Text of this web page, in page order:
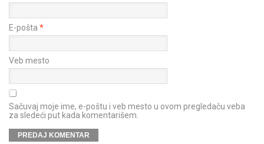
E-pošta *
Veb mesto
Sačuvaj moje ime, e-poštu i veb mesto u ovom pregledaču veba
za sledeći put kada komentarišem.